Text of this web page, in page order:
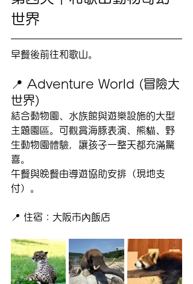
世界
早餐後前往和歌山。
📍 Adventure World (冒險大
世界)
結合動物園、水族館與遊樂設施的大型
主題園區。可觀賞海豚表演、熊貓、野
生動物園體驗，讓孩子一整天都充滿驚
喜。
午餐與晚餐由導遊協助安排（現地支
付）。
📍 住宿：大阪市內飯店